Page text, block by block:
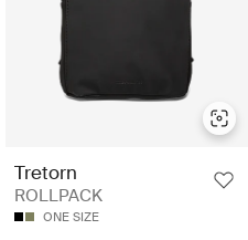
Tretorn
ROLLPACK
ONE SIZE